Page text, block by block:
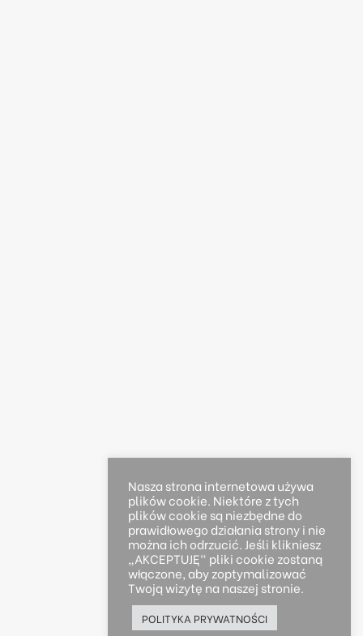
Nasza strona internetowa używa
plików cookie. Niektóre z tych
plików cookie są niezbędne do
prawidłowego działania strony i nie
można ich odrzucić. Jeśli klikniesz
„AKCEPTUJĘ" pliki cookie zostaną
włączone, aby zoptymalizować
Twoją wizytę na naszej stronie.
POLITYKA PRYWATNOŚCI